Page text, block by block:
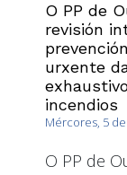
O PP de
revisión
urxente
incendios
Mércores, 5
O PP de